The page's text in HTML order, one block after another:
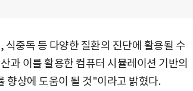
중독 등 다양한 질환의 진단에 활용될 수
과 이를 활용한 컴퓨터 시뮬레이션 기반의
향상에 도움이 될 것"이라고 밝혔다.